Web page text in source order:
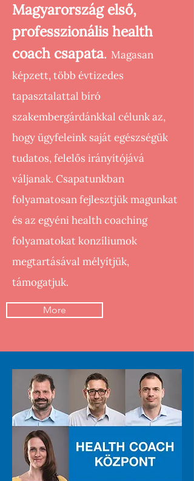
Magyarország első,
professzionális health
coach csapata. Magasan
képzett, több évtizedes
tapasztalattal bíró
szakembergárdánkkal célunk az,
hogy ügyfeleink saját egészségük
tudatos, felelős irányítójává
váljanak.​ Csapatunkban
folyamatosan fejlesztjük magunkat
és az egyéni health coaching
folyamatokat konzíliumok
megtartásával mélyítjük,
támogatjuk.
More